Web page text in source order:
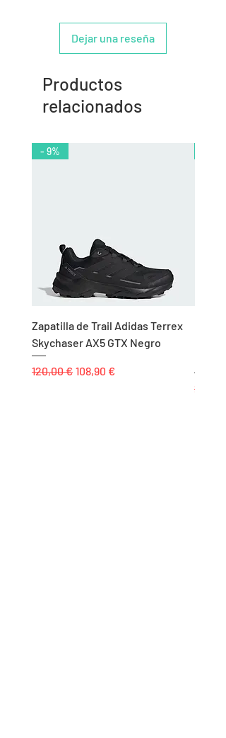
Dejar una reseña
Productos
relacionados
- 9%
Zapatilla de Trail Adidas Terrex
Skychaser AX5 GTX Negro
Precio
120,00 € Precio de oferta
108,90 €
Precio
25,00 €